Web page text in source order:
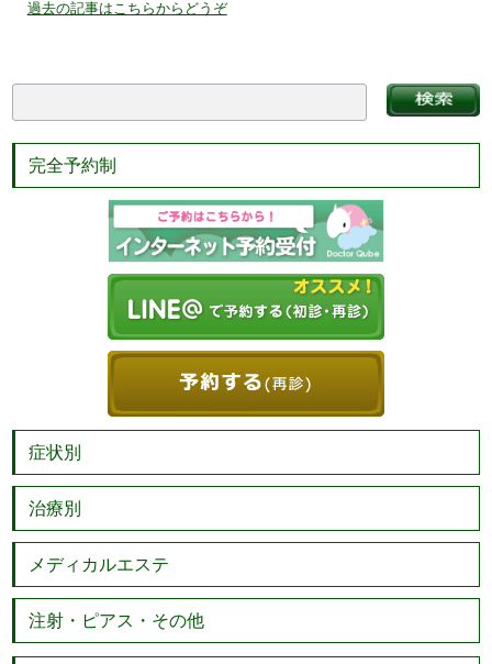
過去の記事はこちらからどうぞ
完全予約制
症状別
治療別
メディカルエステ
注射・ピアス・その他